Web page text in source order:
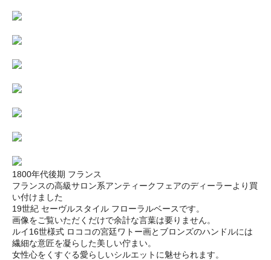
1800年代後期 フランス
フランスの高級サロン系アンティークフェアのディーラーより買
い付けました
19世紀 セーヴルスタイル フローラルベースです。
画像をご覧いただくだけで余計な言葉は要りません。
ルイ16世様式 ロココの宮廷ワトー画とブロンズのハンドルには
繊細な意匠を凝らした美しい佇まい。
女性心をくすぐる愛らしいシルエットに魅せられます。